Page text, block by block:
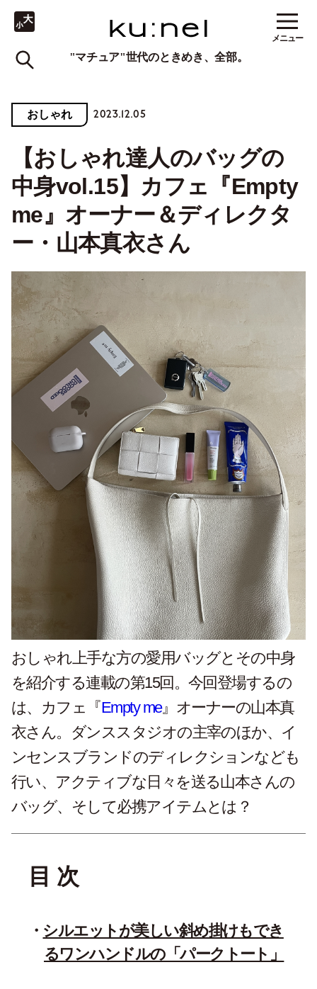
"マチュア"世代のときめき、全部。
メニュー
おしゃれ 2023.12.05
【おしゃれ達人のバッグの
中身vol.15】カフェ『Empty
me』オーナー＆ディレクタ
ー・山本真衣さん
おしゃれ上手な方の愛用バッグとその中身
を紹介する連載の第15回。今回登場するの
は、カフェ『Empty me』オーナーの山本真
衣さん。ダンススタジオの主宰のほか、イ
ンセンスブランドのディレクションなども
行い、アクティブな日々を送る山本さんの
バッグ、そして必携アイテムとは？
目 次
シルエットが美しい斜め掛けもでき
るワンハンドルの「パークトート」